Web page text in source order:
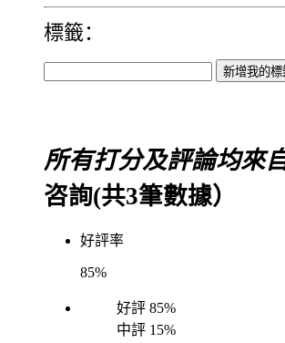
標籤：
所有打分及評論均來
咨詢(共3筆數據）
好評率
85%
好評 85%
中評 15%